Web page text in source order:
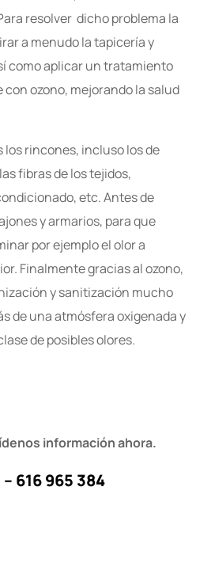
resolver dicho problema la
a menudo la tapicería y
como aplicar un tratamiento
ozono, mejorando la salud
los rincones, incluso los de
fibras de los tejidos,
etc. Antes de
y armarios, para que
por ejemplo el olor a
Finalmente gracias al ozono,
y sanitización mucho
de una atmósfera oxigenada y
de posibles olores.
información ahora.
– 616 965 384